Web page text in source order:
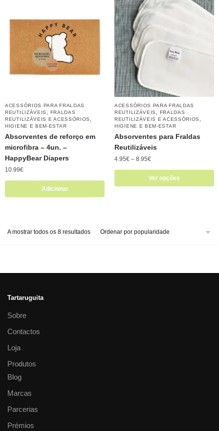
ACESSÓRIOS PARA FRALDAS
REUTILIZÁVEIS
FRALDAS
REUTILIZÁVEIS E ACESSÓRIOS
HIGIENE E BEM-ESTAR
Absorventes de reforço em
microfibra – 4un. –
HappyBear Diapers
10.99€
Adicionar
ACESSÓRIOS PARA FRALDAS
REUTILIZÁVEIS
FRALDAS
REUTILIZÁVEIS E ACESSÓRIOS
HIGIENE E BEM-ESTAR
Absorventes para Fraldas
Reutilizáveis
4.95€ – 8.95€
Ver opções
A mostrar todos os 8 resultados
Tartaruguita
Sobre
Contactos
Loja
Produtos
Blog
Marcas
Parcerias
Prémios